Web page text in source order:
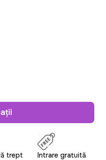
trept
Intrare gratuită